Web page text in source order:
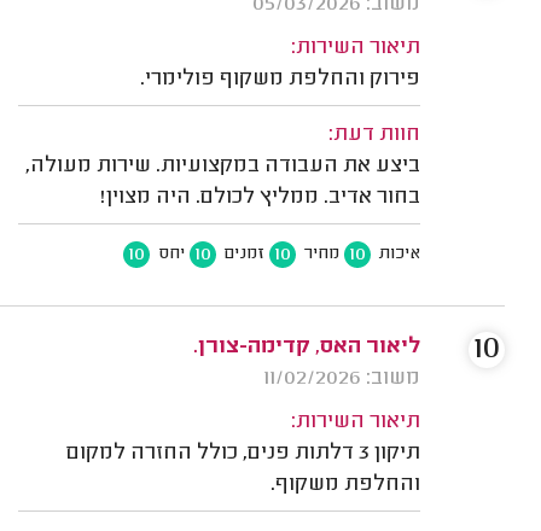
תיאור השירות:
פירוק והחלפת משקוף פולימרי.
חוות דעת:
ביצע את העבודה במקצועיות. שירות מעולה,
בחור אדיב. ממליץ לכולם. היה מצוין!
איכות 10 מחיר 10 זמנים 10 יחס 10
ליאור האס, קדימה-צורן.
משוב: 11/02/2026
תיאור השירות:
תיקון 3 דלתות פנים, כולל החזרה למקום
והחלפת משקוף.
10